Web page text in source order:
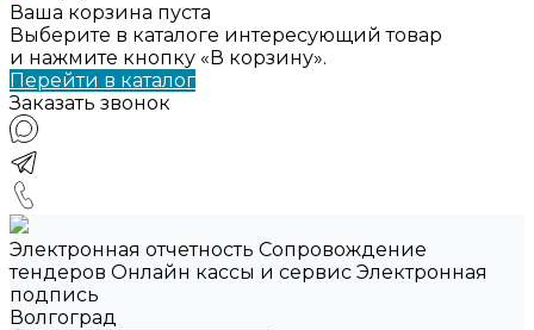
Ваша корзина пуста
Выберите в каталоге интересующий товар
и нажмите кнопку «В корзину».
Перейти в каталог
Заказать звонок
Электронная отчетность Сопровождение
тендеров Онлайн кассы и сервис Электронная
подпись
Волгоград